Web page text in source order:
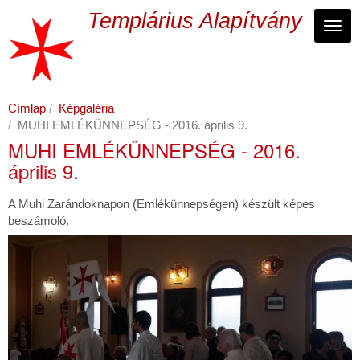
tartalomra
Templárius Alapítvány
Címlap
Képgaléria
MUHI EMLÉKÜNNEPSÉG - 2016. április 9.
MUHI EMLÉKÜNNEPSÉG - 2016.
április 9.
A Muhi Zarándoknapon (Emlékünnepségen) készült képes
beszámoló.